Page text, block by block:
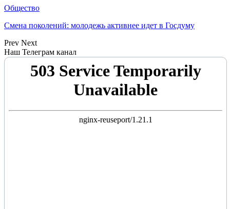
Общество
Смена поколений: молодежь активнее идет в Госдуму
Prev Next
Наш Телеграм канал